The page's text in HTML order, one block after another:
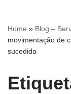
Home » Blog –
movimentação de
sucedida